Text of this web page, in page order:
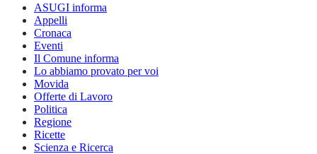
ASUGI informa
Appelli
Cronaca
Eventi
Il Comune informa
Lo abbiamo provato per voi
Movida
Offerte di Lavoro
Politica
Regione
Ricette
Scienza e Ricerca